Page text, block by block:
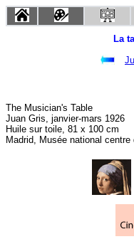
La
The Musician's Table
Juan Gris, janvier-mars 1926
Huile sur toile, 81 x 100 cm
Madrid, Musée national